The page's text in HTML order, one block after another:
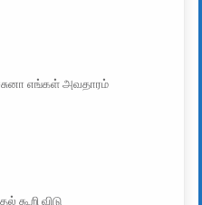
எங்கள் அவதாரம்
கூறி விடு